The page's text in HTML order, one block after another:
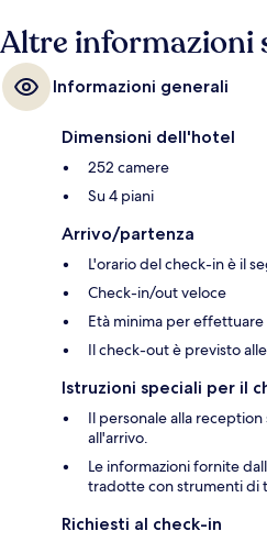
Altre informazioni
Informazioni generali
Dimensioni dell'hotel
252 camere
Su 4 piani
Arrivo/partenza
L'orario del check-in è il
Check-in/out veloce
Età minima per effettuare
Il check-out è previsto
Istruzioni speciali per il
Il personale alla
all'arrivo.
Le informazioni fornite
tradotte con strumenti di
Richiesti al check-in